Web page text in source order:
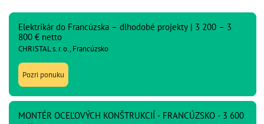
Elektrikár do Francúzska – dlhodobé projekty | 3 200 – 3
800 € netto
CHRISTAL s. r. o., Francúzsko
Pozri ponuku
MONTÉR OCEĽOVÝCH KONŠTRUKCIÍ - FRANCÚZSKO - 3 600